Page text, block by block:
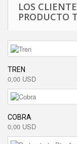
LOS
PRODUCTO
TREN
0,00 USD
COBRA
0,00 USD